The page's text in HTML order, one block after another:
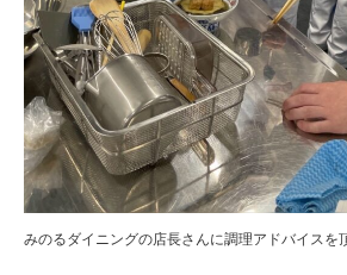
みのるダイニングの店長さんに調理アドバイスを